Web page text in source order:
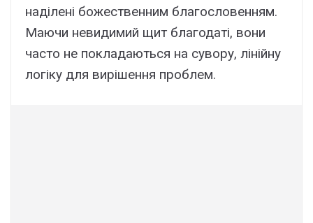
наділені божественним благословенням.
Маючи невидимий щит благодаті, вони
часто не покладаються на сувору, лінійну
логіку для вирішення проблем.